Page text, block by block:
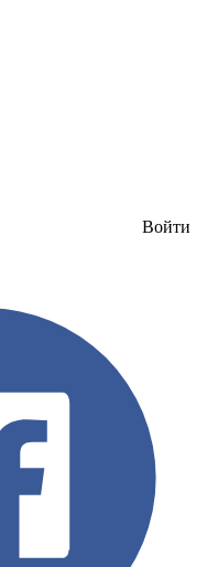
Войти